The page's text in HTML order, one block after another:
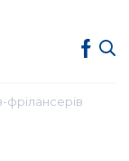
фрілансерів